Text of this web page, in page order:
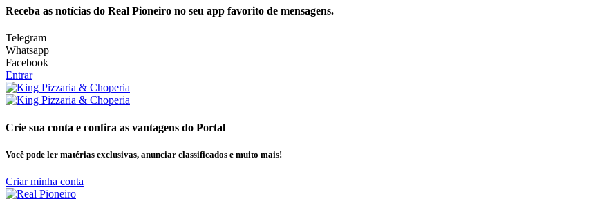
Receba as notícias do Real Pioneiro no seu app favorito de mensagens.
Telegram
Whatsapp
Facebook
Entrar
Crie sua conta e confira as vantagens do Portal
Você pode ler matérias exclusivas, anunciar classificados e muito mais!
Criar minha conta